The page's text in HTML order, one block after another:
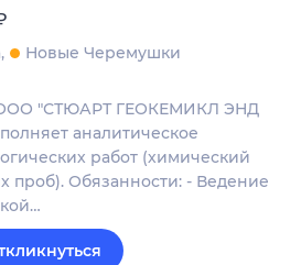
Новые Черемушки
ООО "СТЮАРТ ГЕОКЕМИКЛ ЭНД
аналитическое
работ (химический
проб). Обязанности: - Ведение